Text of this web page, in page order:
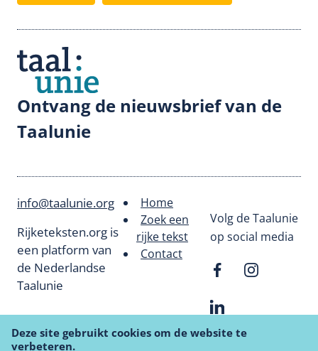
Ontvang de nieuwsbrief van de
Taalunie
info@taalunie.org
Rijketeksten.org is
een platform van
de Nederlandse
Taalunie
Footer
menu
Home
Zoek een
rijke tekst
Contact
Volg de Taalunie
op social media
Deze site gebruikt cookies om de website te
verbeteren.